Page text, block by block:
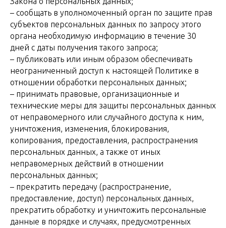
– сообщать в уполномоченный орган по защите прав
субъектов персональных данных по запросу этого
органа необходимую информацию в течение 30
дней с даты получения такого запроса;
– публиковать или иным образом обеспечивать
неограниченный доступ к настоящей Политике в
отношении обработки персональных данных;
– принимать правовые, организационные и
технические меры для защиты персональных данных
от неправомерного или случайного доступа к ним,
уничтожения, изменения, блокирования,
копирования, предоставления, распространения
персональных данных, а также от иных
неправомерных действий в отношении
персональных данных;
– прекратить передачу (распространение,
предоставление, доступ) персональных данных,
прекратить обработку и уничтожить персональные
данные в порядке и случаях, предусмотренных